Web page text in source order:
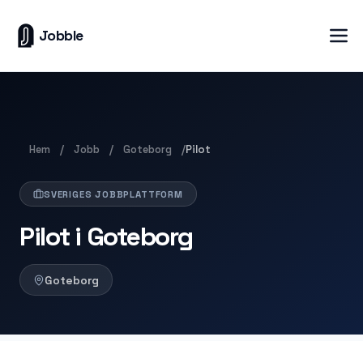
Jobble
Hem / Jobb / Goteborg /Pilot
SVERIGES JOBBPLATTFORM
Pilot i Goteborg
Goteborg